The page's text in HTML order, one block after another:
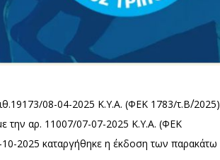
08-04-2025 Κ.Υ.Α. (ΦΕΚ 1783/τ.Β΄/2025)
την αρ. 11007/07-07-2025 Κ.Υ.Α. (ΦΕΚ
2025 καταργήθηκε η έκδοση των παρακάτω